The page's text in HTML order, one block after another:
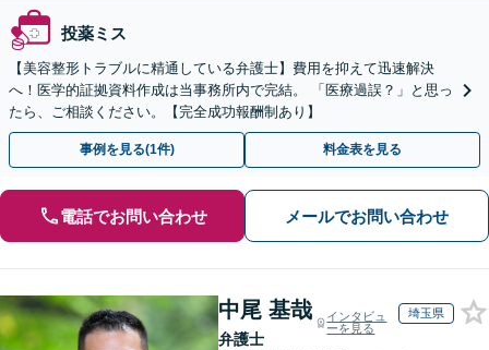
投薬ミス
【美容整形トラブルに精通している弁護士】費用を抑えて迅速解決
へ！医学的証拠資料作成は当事務所内で完結。 「医療過誤？」と思っ
たら、ご相談ください。【完全成功報酬制あり】
事例を見る(1件) 料金表を見る
電話でお問い合わせ メールでお問い合わせ
中尾 基哉
弁護士
インタビュ
ーを見る
埼玉県